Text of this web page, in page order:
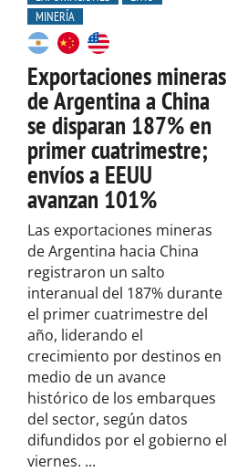
MINERÍA
Exportaciones mineras
de Argentina a China
se disparan 187% en
primer cuatrimestre;
envíos a EEUU
avanzan 101%
Las exportaciones mineras
de Argentina hacia China
registraron un salto
interanual del 187% durante
el primer cuatrimestre del
año, liderando el
crecimiento por destinos en
medio de un avance
histórico de los embarques
del sector, según datos
difundidos por el gobierno el
viernes. ...